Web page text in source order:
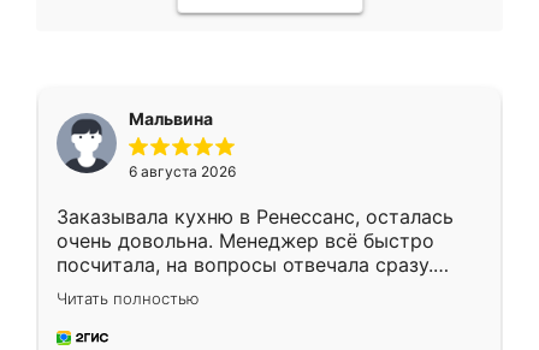
Мальвина
6 августа 2026
Заказывала кухню в Ренессанс, осталась
очень довольна. Менеджер всё быстро
посчитала, на вопросы отвечала сразу.
Замерщик приехал в субботу, подошёл к
делу со всей ответственностью. Собрали
за день, ребята работали аккуратно, даже
Читать полностью